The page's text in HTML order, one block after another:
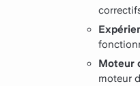
Moteur
moteur